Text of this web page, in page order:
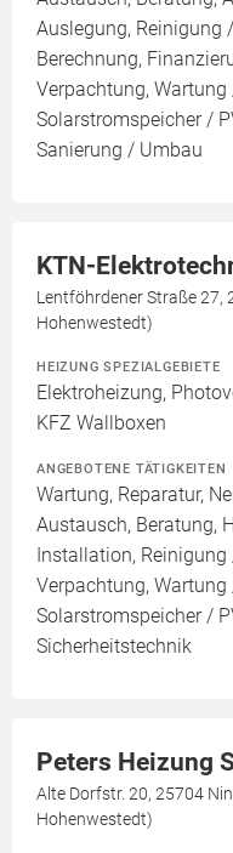
Auslegung, Reinigung
Berechnung,
Verpachtung,
Solarstromspeicher /
Sanierung / Umbau
KTN-
Lentföhrdener Straße 27,
Hohenwestedt)
HEIZUNG SPEZIALGEBIETE
Elektroheizung,
KFZ Wallboxen
ANGEBOTENE TÄTIGKEITEN
Wartung, Reparatur,
Austausch, Beratung,
Installation,
Verpachtung,
Solarstromspeicher /
Sicherheitstechnik
Peters Heizung
Alte Dorfstr. 20, 25704
Hohenwestedt)